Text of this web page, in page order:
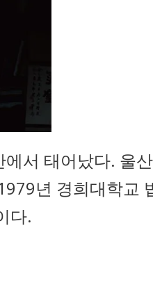
서 태어났다. 울
년 경희대학교
다.